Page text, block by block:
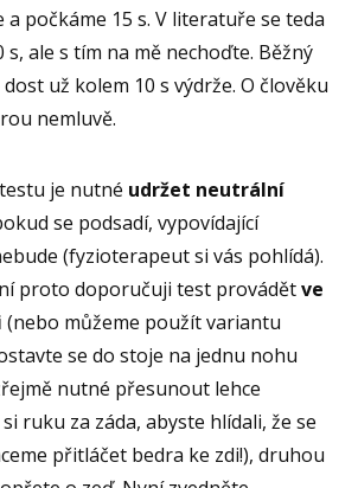
a počkáme 15 s. V literatuře se teda
s, ale s tím na mě nechoďte. Běžný
už kolem 10 s výdrže. O člověku
nemluvě.
je nutné udržet neutrální
se podsadí, vypovídající
(fyzioterapeut si vás pohlídá).
proto doporučuji test provádětve
(nebo můžeme použít variantu
se do stoje na jednu nohu
nutné přesunout lehce
ruku za záda, abyste hlídali, že se
přitláčet bedra ke zdi!), druhou